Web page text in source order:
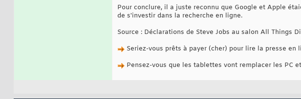
Pour conclure, il a juste reconnu que Google et Apple
de s'investir dans la recherche en ligne.
Source : Déclarations de Steve Jobs au salon All Things
Seriez-vous prêts à payer (cher) pour lire la presse en
Pensez-vous que les tablettes vont remplacer les PC